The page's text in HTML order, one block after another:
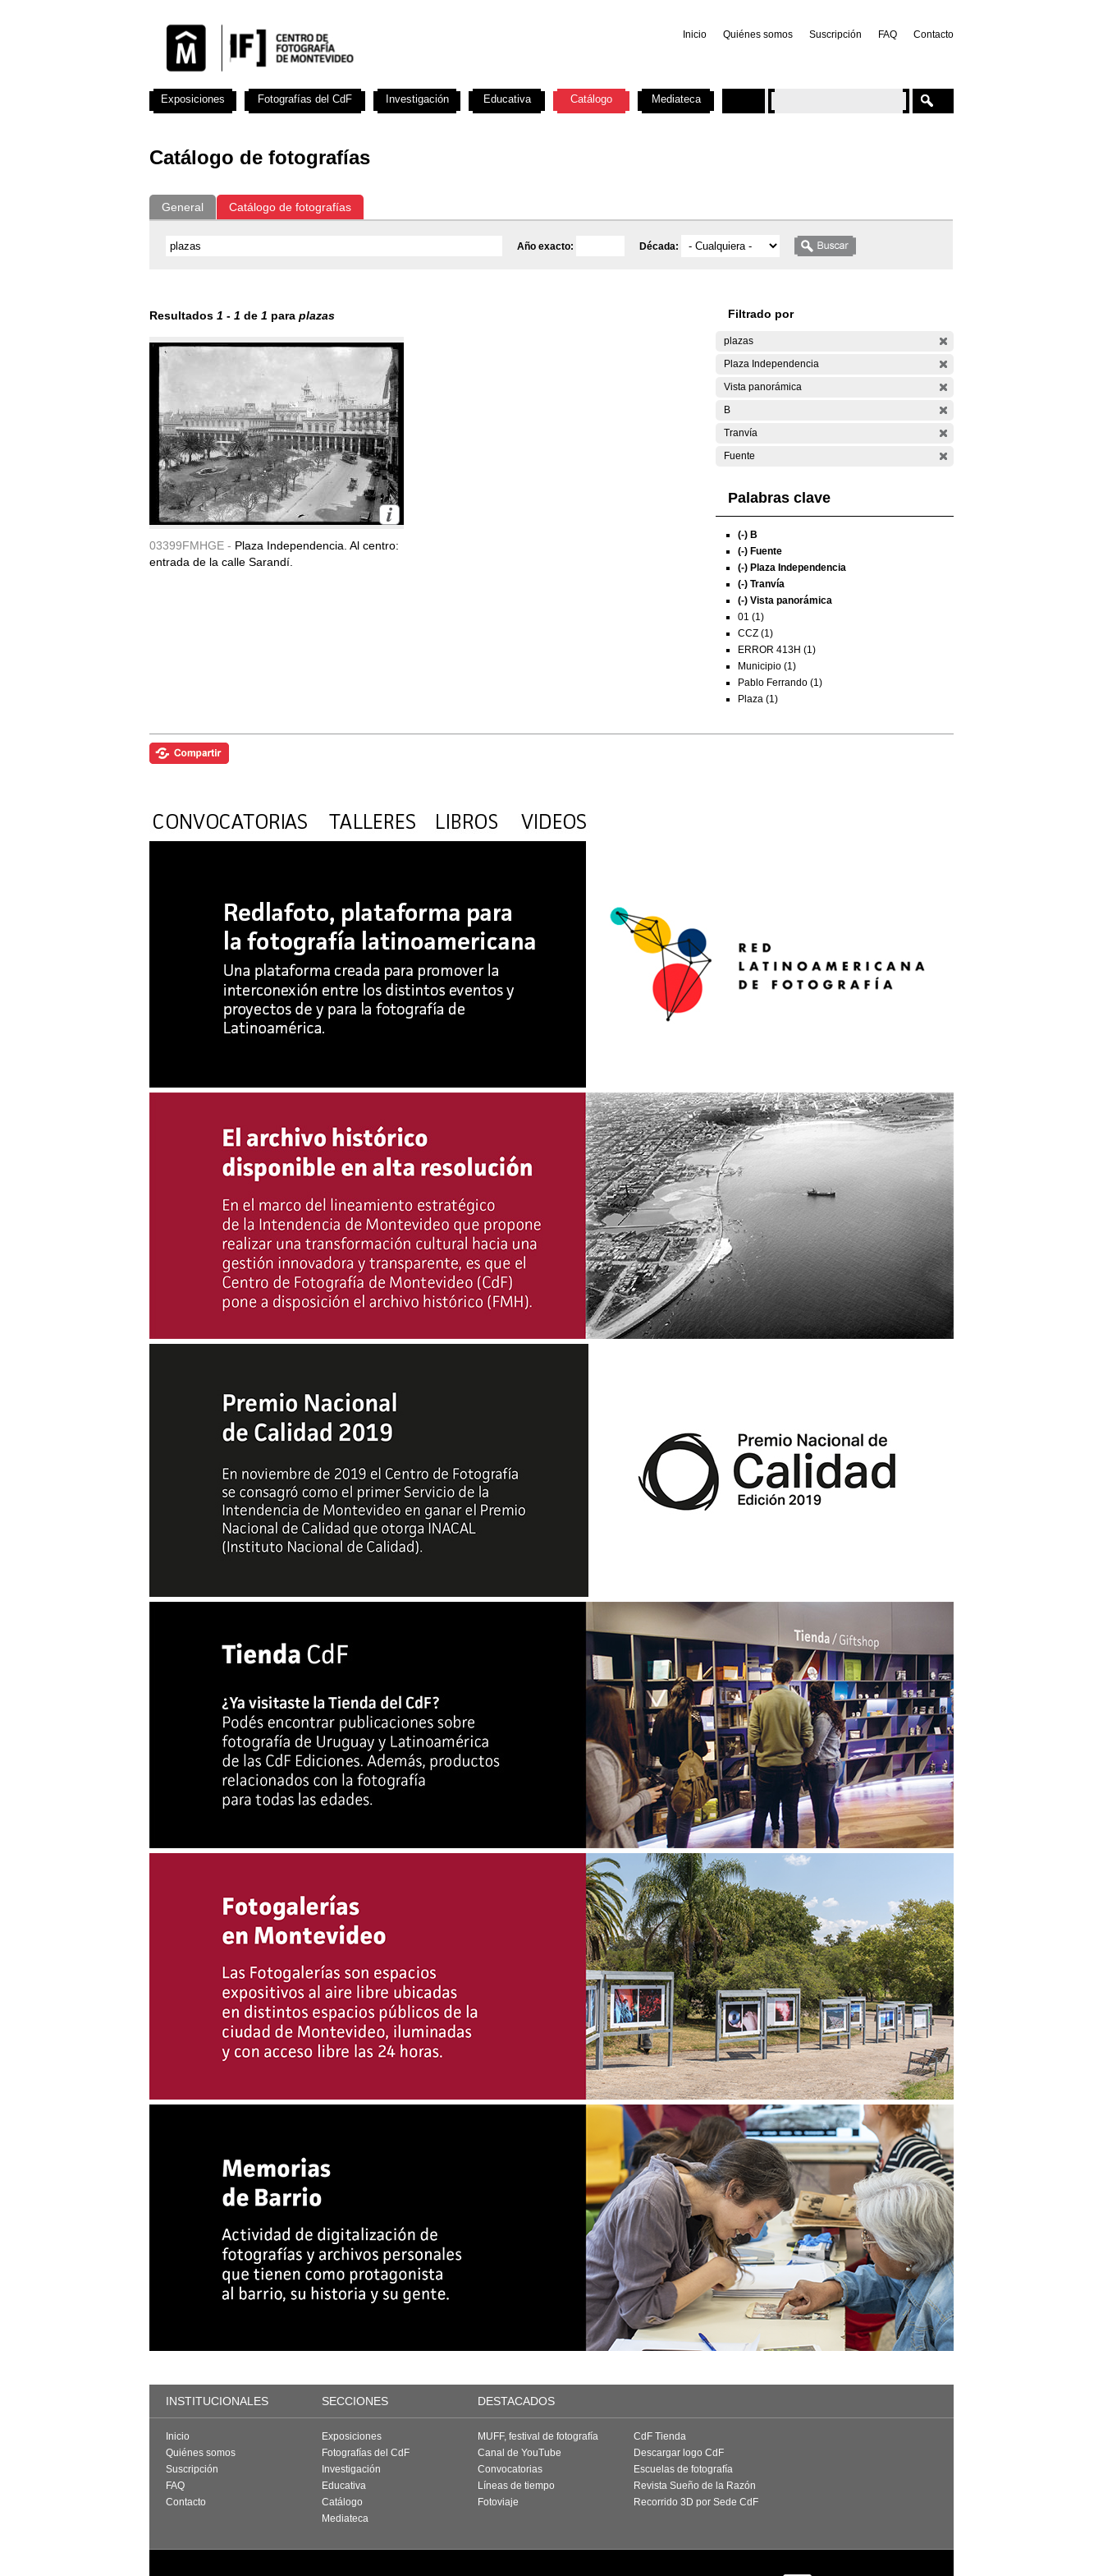
Inicio Quiénes somos Suscripción FAQ Contacto
Catálogo de fotografías
General Catálogo de fotografías
Año exacto: Década:
Resultados 1 - 1 de 1 para plazas
03399FMHGE - Plaza Independencia. Al centro:
entrada de la calle Sarandí.
Filtrado por
plazas
Plaza Independencia
Vista panorámica
B
Tranvía
Fuente
Palabras clave
(-) B
(-) Fuente
(-) Plaza Independencia
(-) Tranvía
(-) Vista panorámica
01 (1)
CCZ (1)
ERROR 413H (1)
Municipio (1)
Pablo Ferrando (1)
Plaza (1)
Exposiciones Fotografías del CdF Investigación Educativa Catálogo Mediateca
INSTITUCIONALES SECCIONES DESTACADOS
Inicio
Quiénes somos
Suscripción
FAQ
Contacto
Exposiciones
Fotografías del CdF
Investigación
Educativa
Catálogo
Mediateca
MUFF, festival de fotografía
Canal de YouTube
Convocatorias
Líneas de tiempo
Fotoviaje
CdF Tienda
Descargar logo CdF
Escuelas de fotografía
Revista Sueño de la Razón
Recorrido 3D por Sede CdF